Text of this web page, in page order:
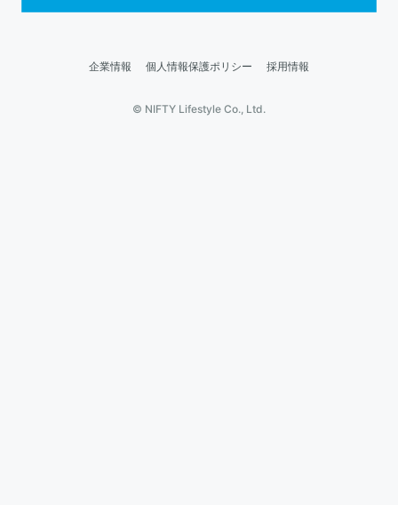
企業情報 個人情報保護ポリシー 採用情報
© NIFTY Lifestyle Co., Ltd.